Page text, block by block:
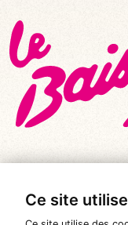
Ce site
© Tous droits